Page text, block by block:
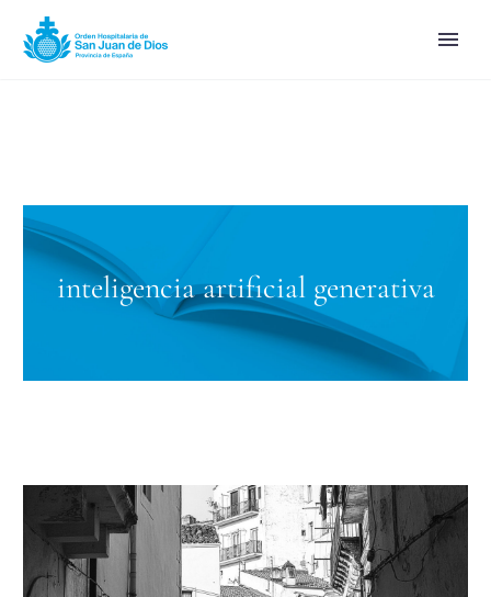
inteligencia artificial generativa